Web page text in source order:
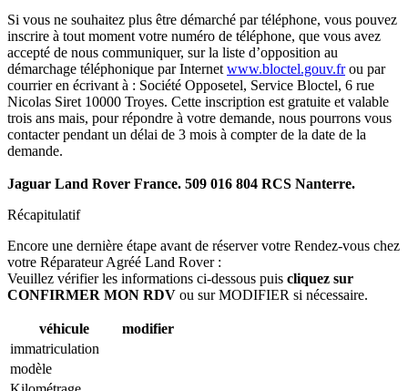
Si vous ne souhaitez plus être démarché par téléphone, vous pouvez
inscrire à tout moment votre numéro de téléphone, que vous avez
accepté de nous communiquer, sur la liste d’opposition au
démarchage téléphonique par Internet www.bloctel.gouv.frou par
courrier en écrivant à : Société Opposetel, Service Bloctel, 6 rue
Nicolas Siret 10000 Troyes. Cette inscription est gratuite et valable
trois ans mais, pour répondre à votre demande, nous pourrons vous
contacter pendant un délai de 3 mois à compter de la date de la
demande.
Jaguar Land Rover France. 509 016 804 RCS Nanterre.
Récapitulatif
Encore une dernière étape avant de réserver votre Rendez-vous chez
votre Réparateur Agréé Land Rover :
Veuillez vérifier les informations ci-dessous puis cliquez sur
CONFIRMER MON RDV ou sur MODIFIER si nécessaire.
véhicule
modifier
immatriculation
modèle